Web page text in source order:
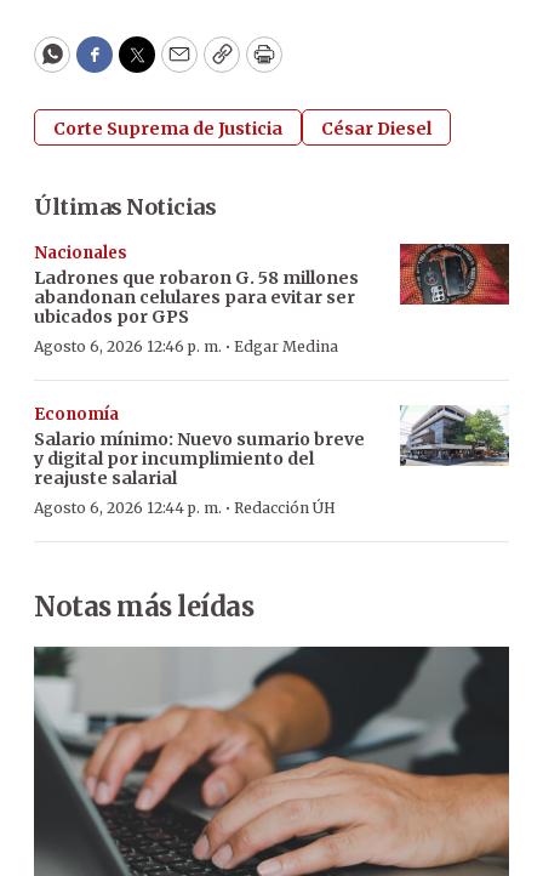
WhatsApp
Facebook
Twitter
EmailCopyPrint
Corte Suprema de Justicia César Diesel
Últimas Noticias
Nacionales
Ladrones que robaron G. 58 millones
abandonan celulares para evitar ser
ubicados por GPS
Agosto 6, 2026 12:46 p. m. · Edgar Medina
Economía
Salario mínimo: Nuevo sumario breve
y digital por incumplimiento del
reajuste salarial
Agosto 6, 2026 12:44 p. m. · Redacción ÚH
Notas más leídas